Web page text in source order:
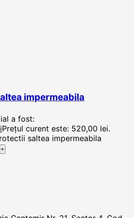
impermeabila
a fost:
Prețul curent este: 520,00 lei.
saltea impermeabila